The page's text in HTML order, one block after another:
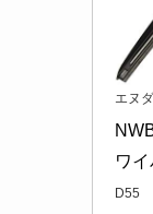
エヌ
ワ
D55